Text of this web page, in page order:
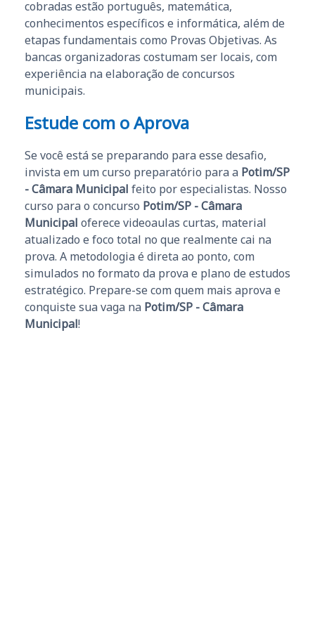
cobradas estão português, matemática,
conhecimentos específicos e informática, além de
etapas fundamentais como Provas Objetivas. As
bancas organizadoras costumam ser locais, com
experiência na elaboração de concursos
municipais.
Estude com o Aprova
Se você está se preparando para esse desafio,
invista em um curso preparatório para a Potim/SP
- Câmara Municipal feito por especialistas. Nosso
curso para o concurso Potim/SP - Câmara
Municipal oferece videoaulas curtas, material
atualizado e foco total no que realmente cai na
prova. A metodologia é direta ao ponto, com
simulados no formato da prova e plano de estudos
estratégico. Prepare-se com quem mais aprova e
conquiste sua vaga na Potim/SP - Câmara
Municipal!